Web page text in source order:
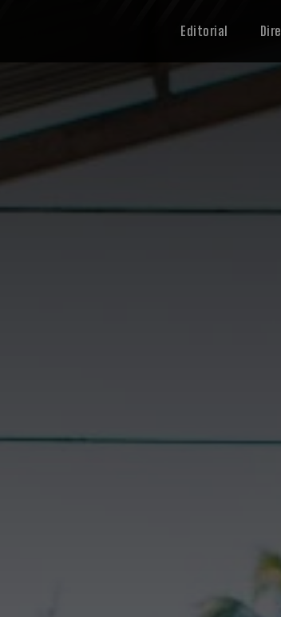
Editorial